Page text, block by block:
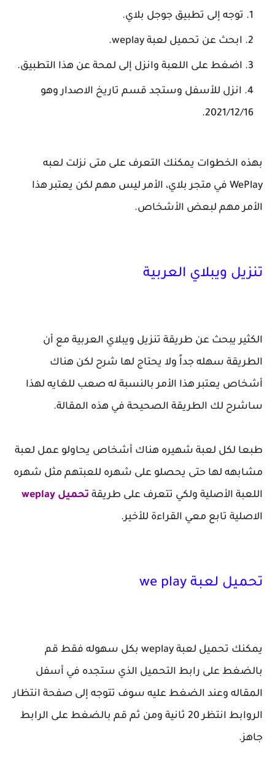
توجه إلى تطبيق جوجل بلاي.
ابحث عن تحميل لعبة weplay.
اضغط على اللعبة وانزل إلى لمحة عن هذا التطبيق.
انزل للأسفل وستجد قسم تاريخ الاصدار وهو
2021/12/16.
بهذه الخطوات يمكنك التعرف على متى نزلت لعبه
WePlay في متجر بلاي، الأمر ليس مهم لكن يعتبر هذا
الأمر مهم لبعض الأشخاص.
تنزيل ويبلاي العربية
الكثير يبحث عن طريقة تنزيل ويبلاي العربية مع أن
الطريقة سهله جداً ولا يحتاج لها شرح لكن هناك
أشخاص يعتبر هذا الأمر بالنسبة له صعب للغايه لهذا
ساشرح لك الطريقة الصحيحة في هذه المقالة.
طبعا لكل لعبة شهيره هناك أشخاص يحاولو عمل لعبة
مشابهه لها حتى يحصلو على شهره للعبتهم مثل شهره
اللعبة الأصلية ولكي تتعرف على طريقة تحميل weplay
الاصلية تابع معي القراءة للأخير.
تحميل لعبة we play
يمكنك تحميل لعبة weplay بكل سهوله فقط قم
بالضغط على رابط التحميل الذي ستجده في أسفل
المقاله وعند الضغط عليه سوف تتوجه إلى صفحة انتظار
الروابط انتظر 20 ثانية ومن ثم قم بالضغط على الرابط
جاهز.